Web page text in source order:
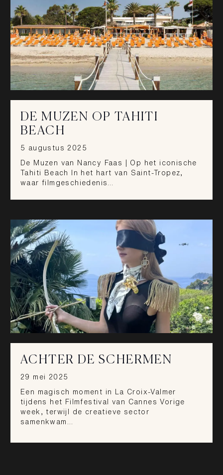
DE MUZEN OP TAHITI
BEACH
5 augustus 2025
De Muzen van Nancy Faas | Op het iconische
Tahiti Beach In het hart van Saint-Tropez,
waar filmgeschiedenis…
ACHTER DE SCHERMEN
29 mei 2025
Een magisch moment in La Croix-Valmer
tijdens het Filmfestival van Cannes Vorige
week, terwijl de creatieve sector
samenkwam…